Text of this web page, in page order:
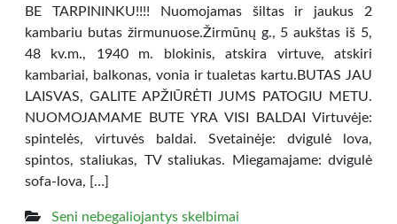
BE TARPININKU!!!! Nuomojamas šiltas ir jaukus 2
kambariu butas žirmunuose.Žirmūnų g., 5 aukštas iš 5,
48 kv.m., 1940 m. blokinis, atskira virtuve, atskiri
kambariai, balkonas, vonia ir tualetas kartu.BUTAS JAU
LAISVAS, GALITE APŽIŪRĖTI JUMS PATOGIU METU.
NUOMOJAMAME BUTE YRA VISI BALDAI Virtuvėje:
spintelės, virtuvės baldai. Svetainėje: dvigulė lova,
spintos, staliukas, TV staliukas. Miegamajame: dvigulė
sofa-lova, […]
Seni nebegaliojantys skelbimai